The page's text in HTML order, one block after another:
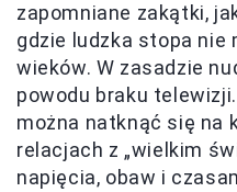
zapomniane zakątki,
gdzie ludzka stopa nie
wieków. W zasadzie
powodu braku
można natknąć się na
relacjach z „wielkim
napięcia, obaw i